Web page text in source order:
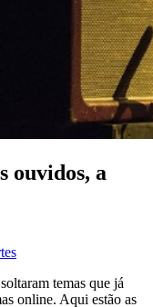
ouvidos, a
temas que já
online. Aqui estão as